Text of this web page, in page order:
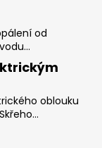
od
oblouku